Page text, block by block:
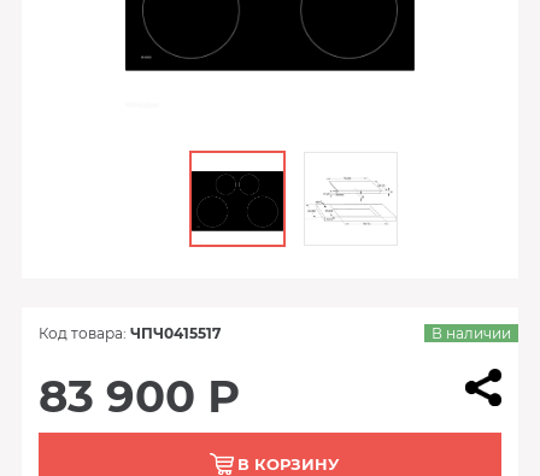
Код товара: ЧПЧ0415517 В наличии
83 900 Р
В КОРЗИНУ